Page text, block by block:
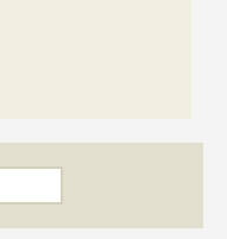
ショ